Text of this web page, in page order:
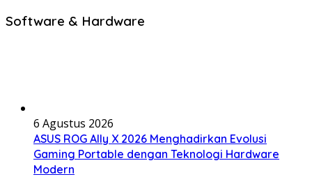
Software & Hardware
6 Agustus 2026
ASUS ROG Ally X 2026 Menghadirkan Evolusi
Gaming Portable dengan Teknologi Hardware
Modern